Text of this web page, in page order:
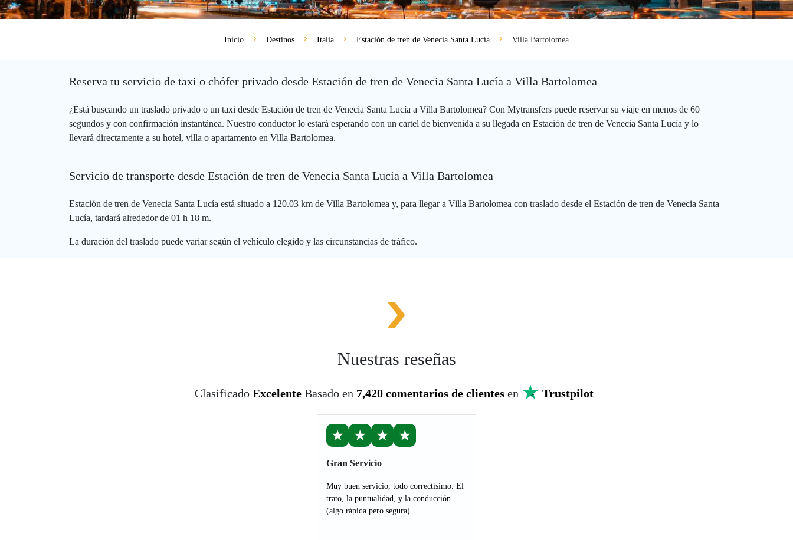
Inicio Destinos Italia Estación de tren de Venecia Santa Lucía Villa Bartolomea
Reserva tu servicio de taxi o chófer privado desde Estación de tren de Venecia Santa Lucía a Villa Bartolomea
¿Está buscando un traslado privado o un taxi desde Estación de tren de Venecia Santa Lucía a Villa Bartolomea? Con Mytransfers puede reservar su viaje en menos de 60
segundos y con confirmación instantánea. Nuestro conductor lo estará esperando con un cartel de bienvenida a su llegada en Estación de tren de Venecia Santa Lucía y lo
llevará directamente a su hotel, villa o apartamento en Villa Bartolomea.
Servicio de transporte desde Estación de tren de Venecia Santa Lucía a Villa Bartolomea
Estación de tren de Venecia Santa Lucía está situado a 120.03 km de Villa Bartolomea y, para llegar a Villa Bartolomea con traslado desde el Estación de tren de Venecia Santa
Lucía, tardará alrededor de 01 h 18 m.
La duración del traslado puede variar según el vehículo elegido y las circunstancias de tráfico.
Nuestras reseñas
Clasificado Excelente Basado en 7,420 comentarios de clientes en Trustpilot
★ ★ ★ ★
Gran Servicio
Muy buen servicio, todo correctísimo. El
trato, la puntualidad, y la conducción
(algo rápida pero segura).